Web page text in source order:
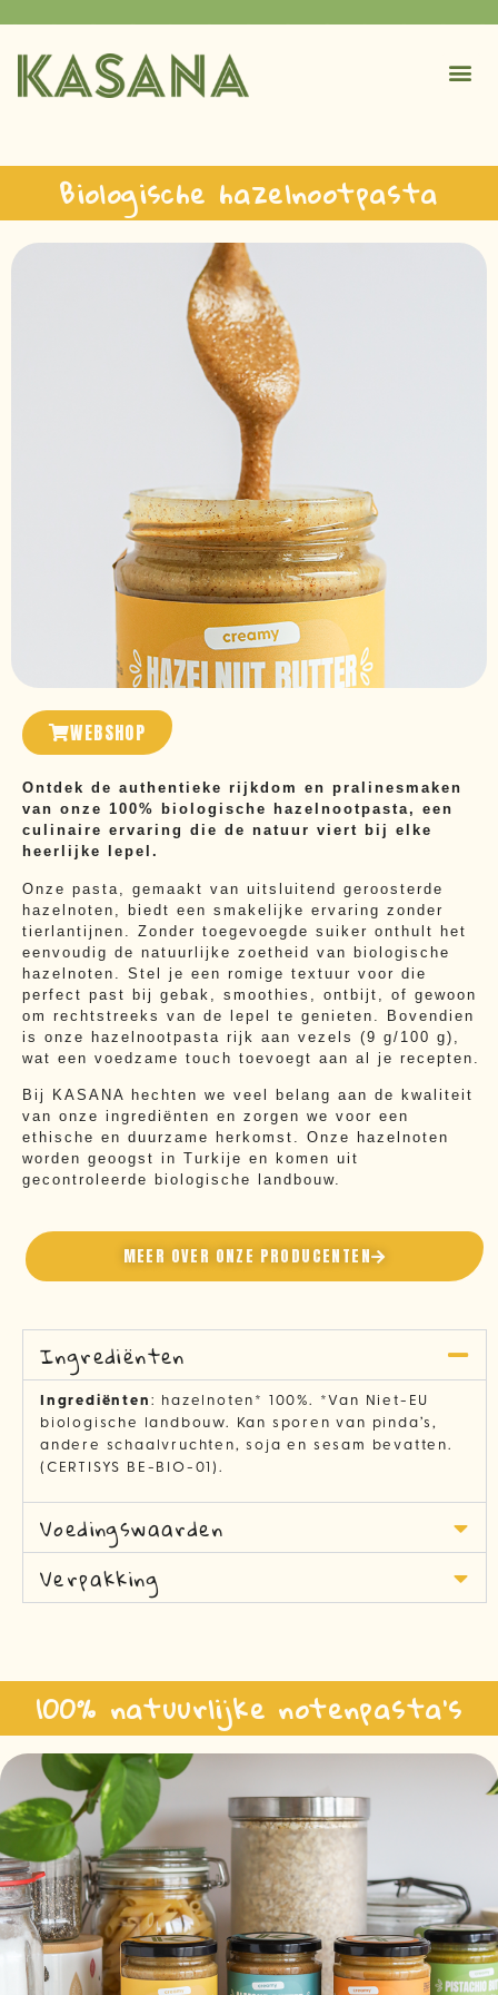
Biologische hazelnootpasta
WEBSHOP
Ontdek de authentieke rijkdom en pralinesmaken
van onze 100% biologische hazelnootpasta, een
culinaire ervaring die de natuur viert bij elke
heerlijke lepel.
Onze pasta, gemaakt van uitsluitend geroosterde
hazelnoten, biedt een smakelijke ervaring zonder
tierlantijnen. Zonder toegevoegde suiker onthult het
eenvoudig de natuurlijke zoetheid van biologische
hazelnoten. Stel je een romige textuur voor die
perfect past bij gebak, smoothies, ontbijt, of gewoon
om rechtstreeks van de lepel te genieten. Bovendien
is onze hazelnootpasta rijk aan vezels (9 g/100 g),
wat een voedzame touch toevoegt aan al je recepten.
Bij KASANA hechten we veel belang aan de kwaliteit
van onze ingrediënten en zorgen we voor een
ethische en duurzame herkomst. Onze hazelnoten
worden geoogst in Turkije en komen uit
gecontroleerde biologische landbouw.
MEER OVER ONZE PRODUCENTEN
Ingrediënten
Ingrediënten: hazelnoten* 100%. *Van Niet-EU
biologische landbouw. Kan sporen van pinda’s,
andere schaalvruchten, soja en sesam bevatten.
(CERTISYS BE-BIO-01).
Voedingswaarden
Verpakking
100% natuurlijke notenpasta's